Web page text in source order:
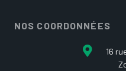
NOS COORDONNÉES
16